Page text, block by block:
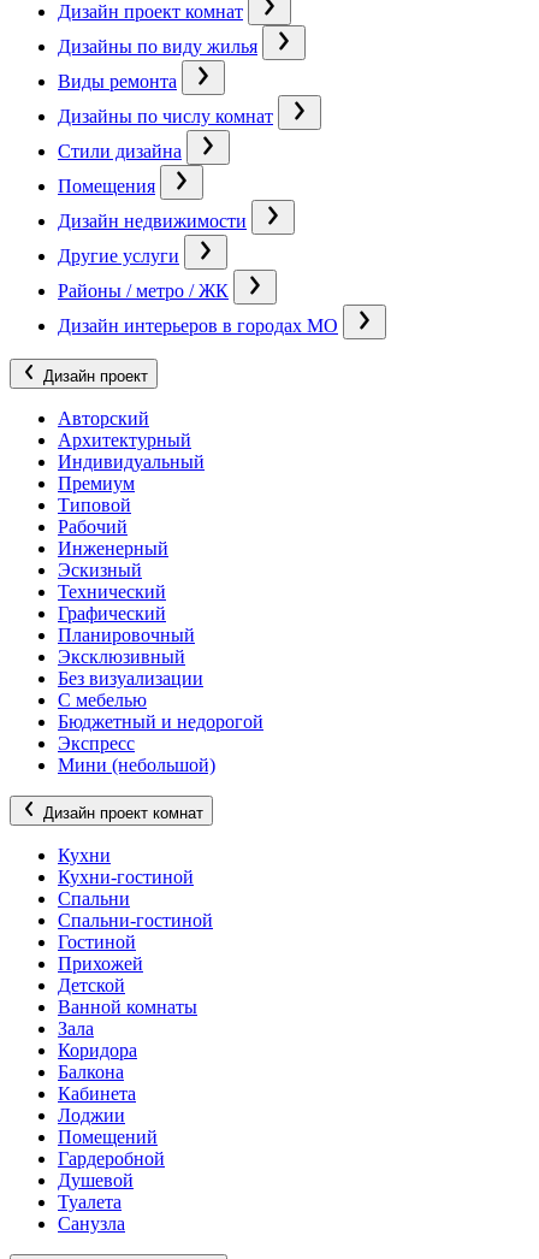
Дизайн проект комнат
Дизайны по виду жилья
Виды ремонта
Дизайны по числу комнат
Стили дизайна
Помещения
Дизайн недвижимости
Другие услуги
Районы / метро / ЖК
Дизайн интерьеров в городах МО
Дизайн проект
Авторский
Архитектурный
Индивидуальный
Премиум
Типовой
Рабочий
Инженерный
Эскизный
Технический
Графический
Планировочный
Эксклюзивный
Без визуализации
С мебелью
Бюджетный и недорогой
Экспресс
Мини (небольшой)
Дизайн проект комнат
Кухни
Кухни-гостиной
Спальни
Спальни-гостиной
Гостиной
Прихожей
Детской
Ванной комнаты
Зала
Коридора
Балкона
Кабинета
Лоджии
Помещений
Гардеробной
Душевой
Туалета
Санузла